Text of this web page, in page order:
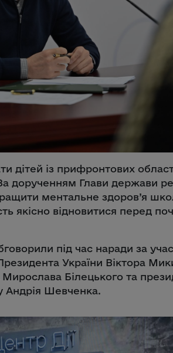
дітей із прифронтових
дорученням Глави держави
ментальне здоров’я
якісно відновитися перед
під час наради за
України Віктора
Білецького та
Андрія Шевченка.